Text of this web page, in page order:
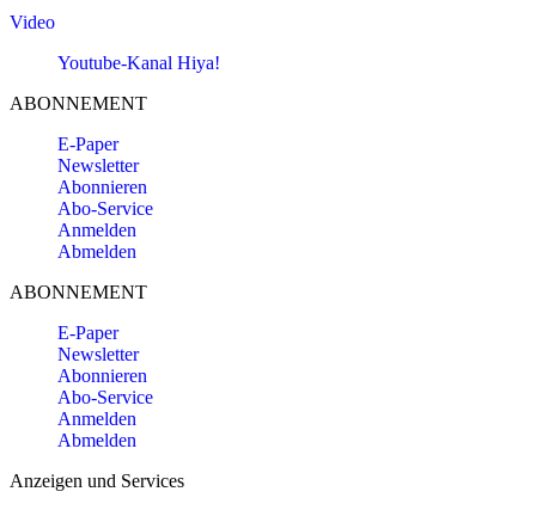
Video
Youtube-Kanal Hiya!
ABONNEMENT
E-Paper
Newsletter
Abonnieren
Abo-Service
Anmelden
Abmelden
ABONNEMENT
E-Paper
Newsletter
Abonnieren
Abo-Service
Anmelden
Abmelden
Anzeigen und Services